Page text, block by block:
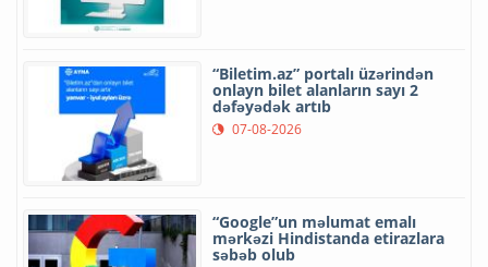
“Biletim.az” portalı üzərindən
onlayn bilet alanların sayı 2
dəfəyədək artıb
07-08-2026
“Google”un məlumat emalı
mərkəzi Hindistanda etirazlara
səbəb olub